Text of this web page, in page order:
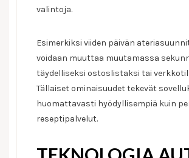
valintoja.
Esimerkiksi viiden päivän
voidaan muuttaa muutamassa
täydelliseksi ostoslistaksi tai
Tällaiset ominaisuudet tekevät
huomattavasti hyödyllisempiä kuin
reseptipalvelut.